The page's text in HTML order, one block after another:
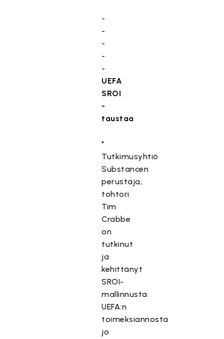
-
-
-
-
-
UEFA
SROI
-
taustaa
*
Tutkimusyhtiö
Substancen
perustaja,
tohtori
Tim
Crabbe
on
tutkinut
ja
kehittänyt
SROI-
mallinnusta
UEFA:n
toimeksiannosta
jo